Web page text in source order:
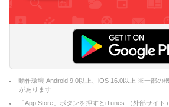
動作環境 Android 9.0以上、iOS 16.0以上 ※一部の
があります
「App Store」ボタンを押すとiTunes （外部サイト